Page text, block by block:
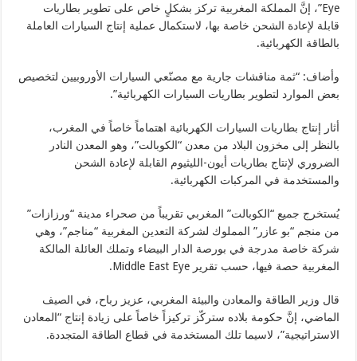
Eye”، إنَّ المملكة المغربية تركز بشكلٍ خاص على تطوير بطاريات
قابلة لإعادة الشحن خاصة بها، لاستكمال عملية إنتاج السيارات العاملة
بالطاقة الكهربائية.
وأضاف: “ثمة مناقشات جارية مع مصنّعي السيارات الأوروبيين لتخصيص
بعض الموارد لتطوير بطاريات السيارات الكهربائية”.
أثار إنتاج بطاريات السيارات الكهربائية اهتماماً خاصاً في المغرب،
بالنظر إلى مخزون البلاد من معدن “الكوبالت”، وهو المعدن النادر
الضروري لإنتاج بطاريات أيون-الليثيوم القابلة لإعادة الشحن
والمستخدمة في المركبات الكهربائية.
يُستخرج جميع “الكوبالت” المغربي تقريباً من صحراء مدينة “ورزازات”
من منجم “بو عازر” المملوك لشركة التعدين المغربية “مناجم”، وهي
شركة خاصة مدرجة في بورصة الدار البيضاء وتملك العائلة المالكة
المغربية حصة فيها، حسب تقرير Middle East Eye.
قال وزير الطاقة والمعادن والبيئة المغربي، عزيز رباح، في الصيف
الماضي، إنَّ حكومة بلاده ستركّز تركيزاً خاصاً على زيادة إنتاج “المعادن
الاستراتيجية”، لاسيما تلك المستخدمة في قطاع الطاقة المتجددة.